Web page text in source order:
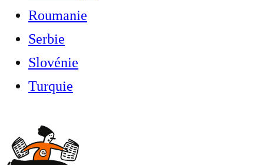
Roumanie
Serbie
Slovénie
Turquie